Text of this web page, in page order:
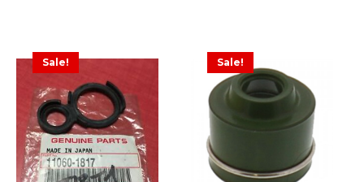
Sale! Sale!